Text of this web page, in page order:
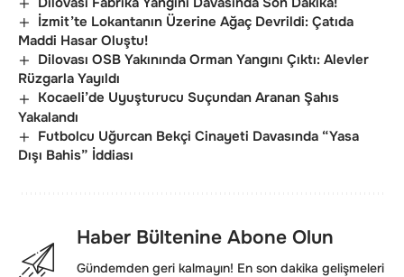
İzmit’te Lokantanın Üzerine Ağaç Devrildi: Çatıda
Maddi Hasar Oluştu!
Dilovası OSB Yakınında Orman Yangını Çıktı: Alevler
Rüzgarla Yayıldı
Kocaeli’de Uyuşturucu Suçundan Aranan Şahıs
Yakalandı
Futbolcu Uğurcan Bekçi Cinayeti Davasında “Yasa
Dışı Bahis” İddiası
Haber Bültenine Abone Olun
Gündemden geri kalmayın! En son dakika gelişmeleri